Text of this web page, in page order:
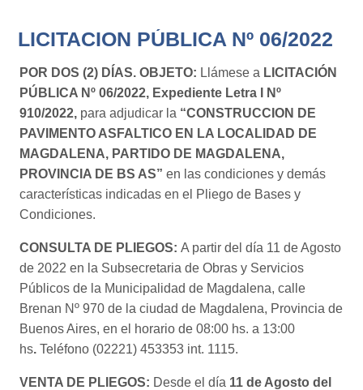
LICITACION PÚBLICA Nº 06/2022
POR DOS (2) DÍAS. OBJETO: Llámese a LICITACIÓN
PÚBLICA Nº 06/2022, Expediente Letra I Nº
910/2022, para adjudicar la “CONSTRUCCION DE
PAVIMENTO ASFALTICO EN LA LOCALIDAD DE
MAGDALENA, PARTIDO DE MAGDALENA,
PROVINCIA DE BS AS” en las condiciones y demás
características indicadas en el Pliego de Bases y
Condiciones.
CONSULTA DE PLIEGOS: A partir del día 11 de Agosto
de 2022 en la Subsecretaria de Obras y Servicios
Públicos de la Municipalidad de Magdalena, calle
Brenan Nº 970 de la ciudad de Magdalena, Provincia de
Buenos Aires, en el horario de 08:00 hs. a 13:00
hs.Teléfono (02221) 453353 int. 1115.
VENTA DE PLIEGOS: Desde el día 11 de Agosto del